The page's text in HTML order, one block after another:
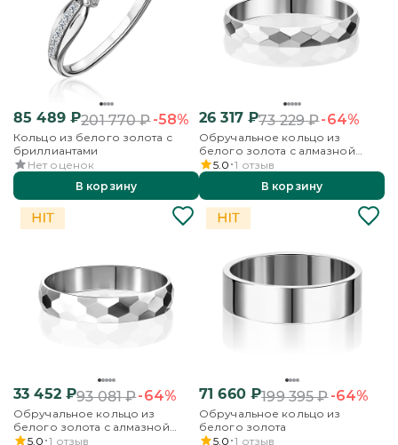
85 489₽201 770₽-58%
Кольцо из белого золота с
бриллиантами
Нет оценок
В корзину
26 317₽73 229₽-64%
Обручальное кольцо из
белого золота с алмазной
гранью
5.0 1 отзыв
В корзину
33 452₽93 081₽-64%
Обручальное кольцо из
белого золота с алмазной
гранью
5.0 1 отзыв
71 660₽199 395₽-64%
Обручальное кольцо из
белого золота
5.0 1 отзыв